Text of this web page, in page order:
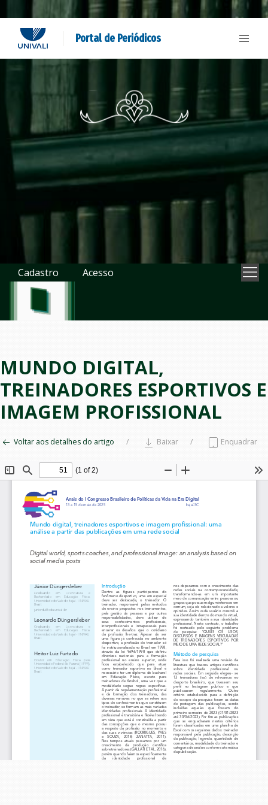
Portal de Periódicos
Cadastro Acesso
MUNDO DIGITAL,
TREINADORES ESPORTIVOS E
IMAGEM PROFISSIONAL
Voltar aos detalhes do artigo Baixar Enquadrar